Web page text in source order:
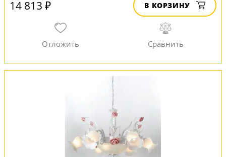
14 813 ₽ В КОРЗИНУ